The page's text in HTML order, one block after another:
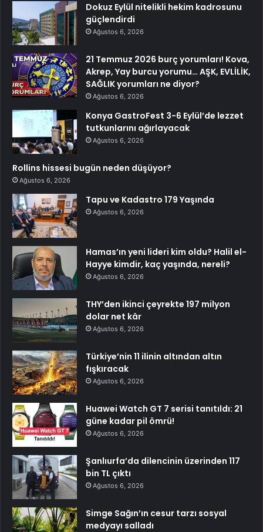
Dokuz Eylül nitelikli hekim kadrosunu
güçlendirdi
Ağustos 6, 2026
21 Temmuz 2026 burç yorumları! Kova,
Akrep, Yay burcu yorumu… AŞK, EVLİLİK,
SAĞLIK yorumları ne diyor?
Ağustos 6, 2026
Konya GastroFest 3-6 Eylül’de lezzet
tutkunlarını ağırlayacak
Ağustos 6, 2026
Rollins hissesi bugün neden düşüyor?
Ağustos 6, 2026
Tapu ve Kadastro 179 Yaşında
Ağustos 6, 2026
Hamas’ın yeni lideri kim oldu? Halil el-
Hayye kimdir, kaç yaşında, nereli?
Ağustos 6, 2026
THY’den ikinci çeyrekte 197 milyon
dolar net kâr
Ağustos 6, 2026
Türkiye’nin 11 ilinin altından altın
fışkıracak
Ağustos 6, 2026
Huawei Watch GT 7 serisi tanıtıldı: 21
güne kadar pil ömrü!
Ağustos 6, 2026
Şanlıurfa’da dilencinin üzerinden 117
bin TL çıktı
Ağustos 6, 2026
Simge Sağın’ın cesur tarzı sosyal
medyayı salladı